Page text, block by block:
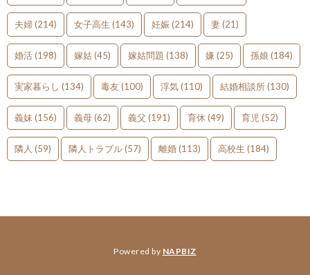
夫婦(214) 女子高生 (143) 妊娠(214) 妻(21)
婚活(198) 嫁姑(45) 嫁姑問題 (138) 嫌 (25) 孫娘 (184)
実家暮らし (134) 毒友(100) 浮気(110) 結婚相談所(130)
義妹 (156) 義母(62) 義父 (191) 育休 (49) 育児 (52)
隣人 (59) 隣人トラブル(57) 離婚(113) 高校生 (184)
Powered by NAPBIZ